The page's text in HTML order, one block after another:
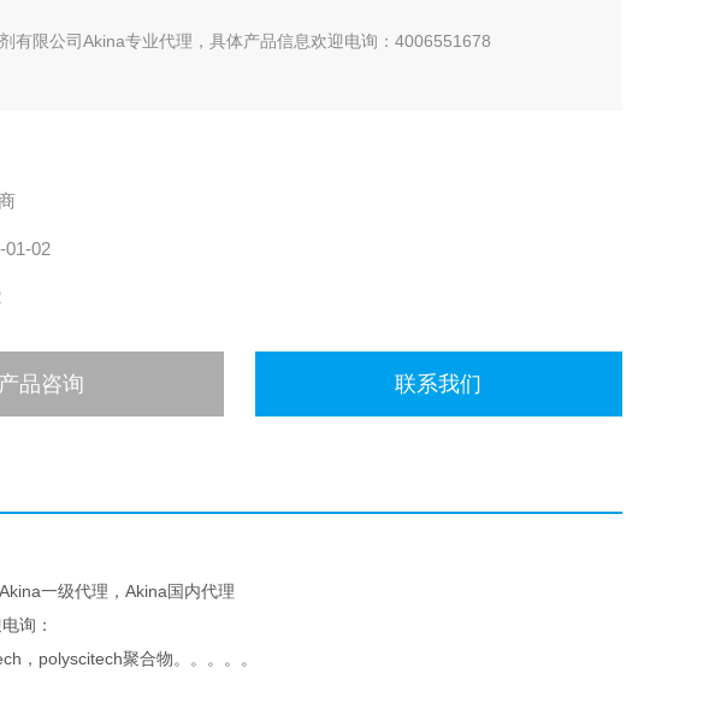
剂有限公司Akina专业代理，具体产品信息欢迎电询：4006551678
01-02
产品咨询 联系我们
一级代理，Akina国内代理
询：
，polyscitech聚合物。。。。。